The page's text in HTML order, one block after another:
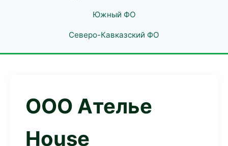
Южный ФО
Северо-Кавказский ФО
ООО Ателье
House